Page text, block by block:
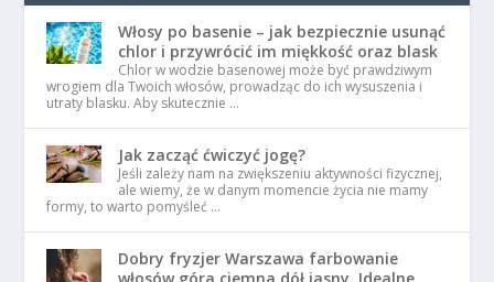
Włosy po basenie – jak bezpiecznie usunąć
chlor i przywrócić im miękkość oraz blask
Chlor w wodzie basenowej może być prawdziwym
wrogiem dla Twoich włosów, prowadząc do ich wysuszenia i
utraty blasku. Aby skutecznie …
Jak zacząć ćwiczyć jogę?
Jeśli zależy nam na zwiększeniu aktywności fizycznej,
ale wiemy, że w danym momencie życia nie mamy
formy, to warto pomyśleć …
Dobry fryzjer Warszawa farbowanie